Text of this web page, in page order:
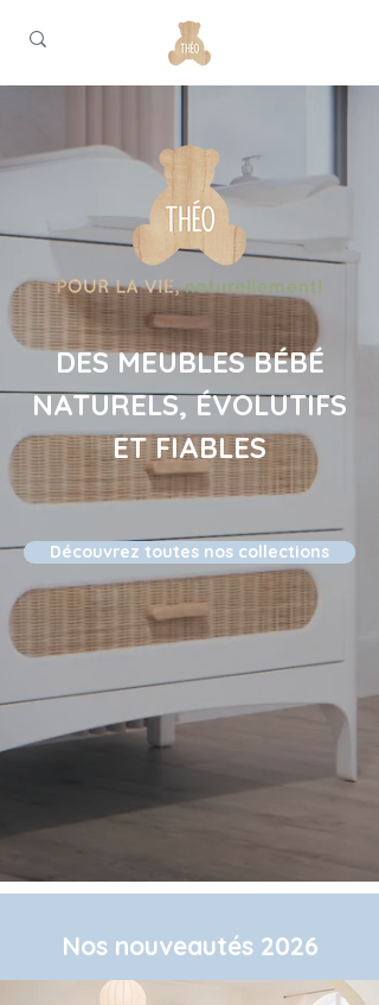
DES MEUBLES BÉBÉ
NATURELS, ÉVOLUTIFS
ET FIABLES
Découvrez toutes nos collections
Nos nouveautés 2026